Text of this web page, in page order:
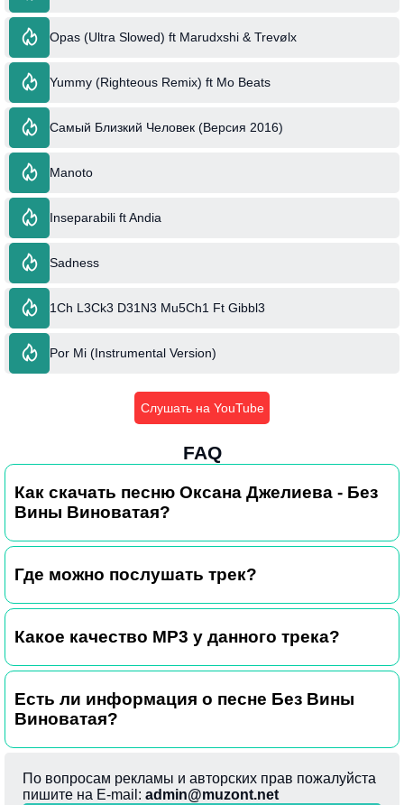
Opas (Ultra Slowed) ft Marudxshi & Trevølx
Yummy (Righteous Remix) ft Mo Beats
Самый Близкий Человек (Версия 2016)
Manoto
Inseparabili ft Andia
Sadness
1Ch L3Ck3 D31N3 Mu5Ch1 Ft Gibbl3
Por Mi (Instrumental Version)
Слушать на YouTube
FAQ
Как скачать песню Оксана Джелиева - Без
Вины Виноватая?
Где можно послушать трек?
Какое качество MP3 у данного трека?
Есть ли информация о песне Без Вины
Виноватая?
По вопросам рекламы и авторских прав пожалуйста
пишите на E-mail: admin@muzont.net